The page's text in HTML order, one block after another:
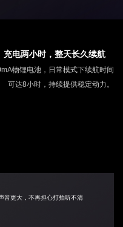
充电两小时，整天长久续航
物锂电池，日常模式下续航时间
可达8小时，持续提供稳定动力。
音更大，不再担心打拍听不清